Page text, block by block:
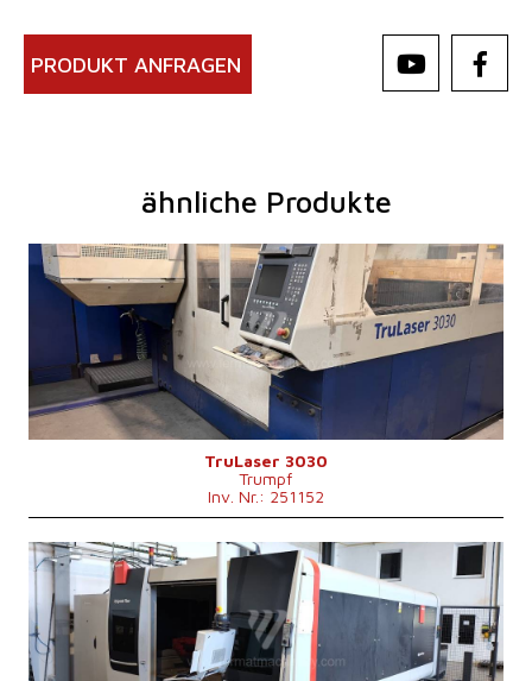
PRODUKT ANFRAGEN
ähnliche Produkte
Baujahr:
2007
Max. Werkstücklänge
3000 mm
Max. Werkstückbreite
1500 mm
Max. Blechdicke
20 mm
Laserleistung
3200 W
nein
Max. Werkstückgewicht
900 kg
Maschinenabmessungen L x B x H
8800 x 6010 x 2400 mm
Maschinengewicht
12000 kg
nein
TruLaser 3030
Trumpf
Inv. Nr.: 251152
Baujahr:
2019
Max. Werkstücklänge
3000 mm
Max. Werkstückbreite
1500 mm
Max. Blechdicke
15 mm
Laserleistung
4000 W
Fiber
ja